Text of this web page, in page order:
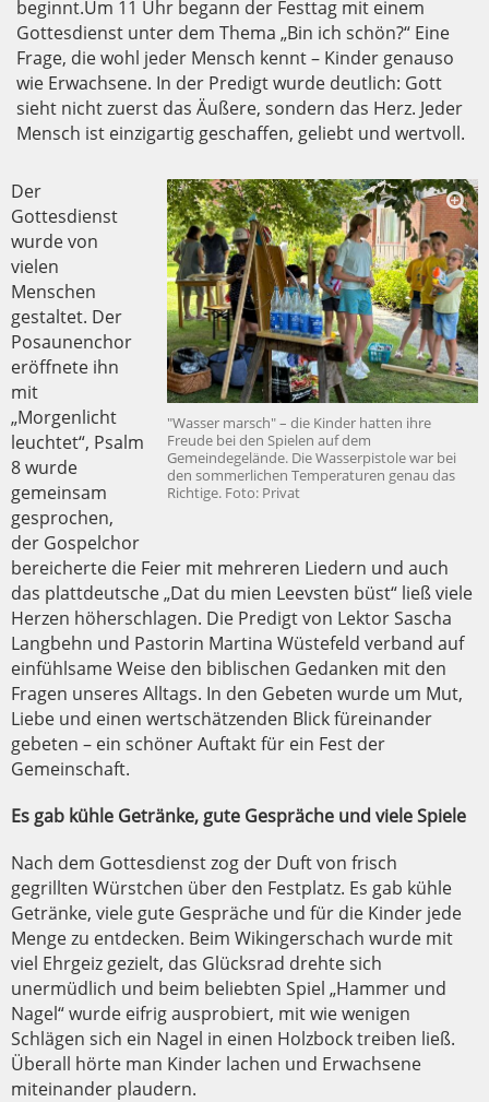
beginnt.Um 11 Uhr begann der Festtag mit einem
Gottesdienst unter dem Thema „Bin ich schön?“ Eine
Frage, die wohl jeder Mensch kennt – Kinder genauso
wie Erwachsene. In der Predigt wurde deutlich: Gott
sieht nicht zuerst das Äußere, sondern das Herz. Jeder
Mensch ist einzigartig geschaffen, geliebt und wertvoll.
"Wasser marsch" – die Kinder hatten ihre
Freude bei den Spielen auf dem
Gemeindegelände. Die Wasserpistole war bei
den sommerlichen Temperaturen genau das
Richtige. Foto: Privat
Der
Gottesdienst
wurde von
vielen
Menschen
gestaltet. Der
Posaunenchor
eröffnete ihn
mit
„Morgenlicht
leuchtet“, Psalm
8 wurde
gemeinsam
gesprochen,
der Gospelchor
bereicherte die Feier mit mehreren Liedern und auch
das plattdeutsche „Dat du mien Leevsten büst“ ließ viele
Herzen höherschlagen. Die Predigt von Lektor Sascha
Langbehn und Pastorin Martina Wüstefeld verband auf
einfühlsame Weise den biblischen Gedanken mit den
Fragen unseres Alltags. In den Gebeten wurde um Mut,
Liebe und einen wertschätzenden Blick füreinander
gebeten – ein schöner Auftakt für ein Fest der
Gemeinschaft.
Es gab kühle Getränke, gute Gespräche und viele Spiele
Nach dem Gottesdienst zog der Duft von frisch
gegrillten Würstchen über den Festplatz. Es gab kühle
Getränke, viele gute Gespräche und für die Kinder jede
Menge zu entdecken. Beim Wikingerschach wurde mit
viel Ehrgeiz gezielt, das Glücksrad drehte sich
unermüdlich und beim beliebten Spiel „Hammer und
Nagel“ wurde eifrig ausprobiert, mit wie wenigen
Schlägen sich ein Nagel in einen Holzbock treiben ließ.
Überall hörte man Kinder lachen und Erwachsene
miteinander plaudern.